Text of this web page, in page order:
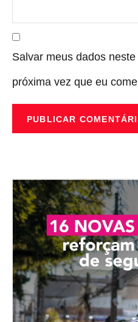
Salvar meus dados
próxima vez que eu